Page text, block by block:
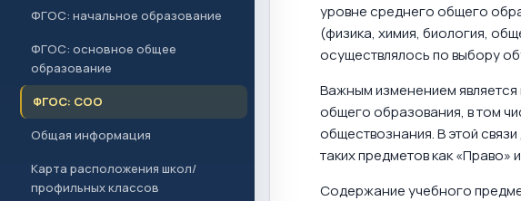
ФГОС: начальное образование
ФГОС: основное общее
образование
ФГОС: СОО
Общая информация
Карта расположения школ/
профильных классов
уровне среднего общего
(физика, химия, биология,
осуществлялось по выбору
Важным изменением
общего образования, в том
обществознания. В этой
таких предметов как
Содержание учебного